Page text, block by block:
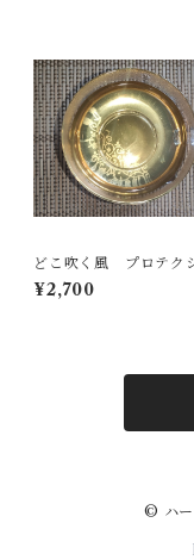
どこ吹く風 プロテク
（ティーバッグ10包入
¥2,700
© ハ